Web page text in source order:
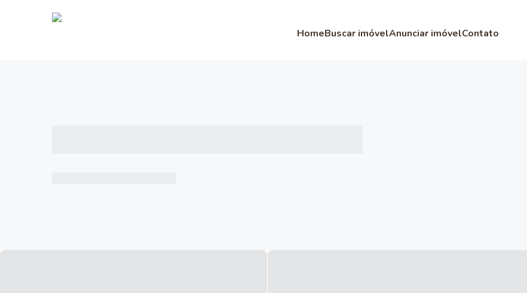
HomeBuscar imóvelAnunciar imóvelContato